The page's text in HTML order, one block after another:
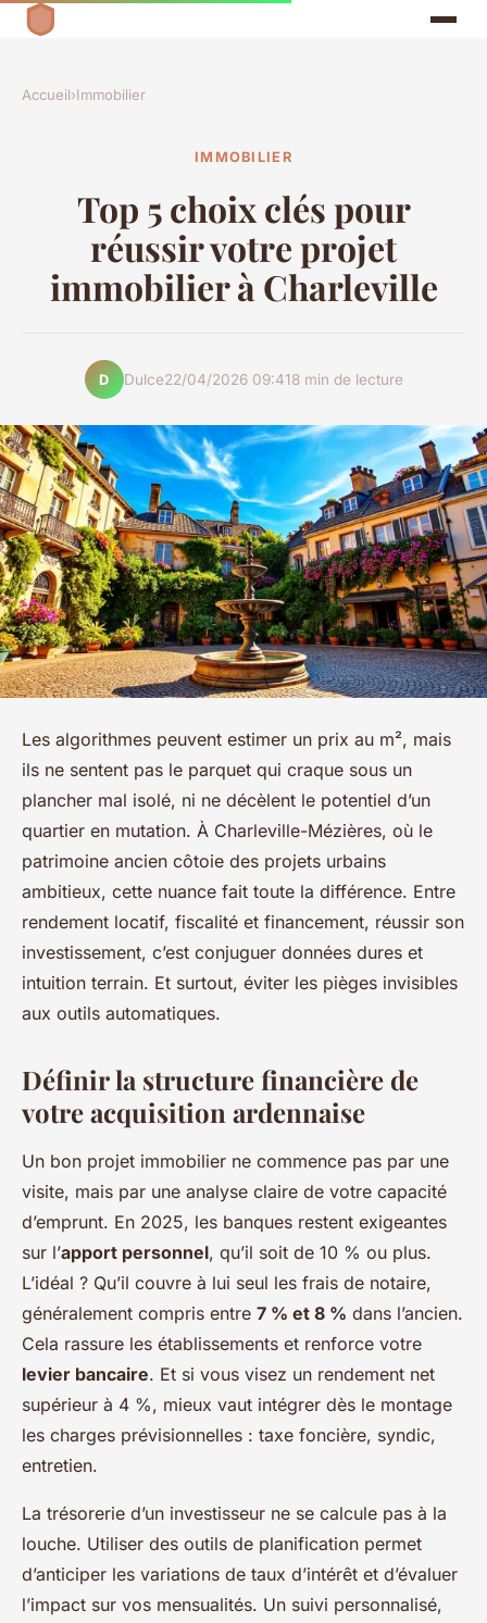
Accueil›Immobilier
IMMOBILIER
Top 5 choix clés pour
réussir votre projet
immobilier à Charleville
D Dulce22/04/2026 09:418 min de lecture
Les algorithmes peuvent estimer un prix au m², mais
ils ne sentent pas le parquet qui craque sous un
plancher mal isolé, ni ne décèlent le potentiel d’un
quartier en mutation. À Charleville-Mézières, où le
patrimoine ancien côtoie des projets urbains
ambitieux, cette nuance fait toute la différence. Entre
rendement locatif, fiscalité et financement, réussir son
investissement, c’est conjuguer données dures et
intuition terrain. Et surtout, éviter les pièges invisibles
aux outils automatiques.
Définir la structure financière de
votre acquisition ardennaise
Un bon projet immobilier ne commence pas par une
visite, mais par une analyse claire de votre capacité
d’emprunt. En 2025, les banques restent exigeantes
sur l’apport personnel, qu’il soit de 10 % ou plus.
L’idéal ? Qu’il couvre à lui seul les frais de notaire,
généralement compris entre 7 % et 8 % dans l’ancien.
Cela rassure les établissements et renforce votre
levier bancaire. Et si vous visez un rendement net
supérieur à 4 %, mieux vaut intégrer dès le montage
les charges prévisionnelles : taxe foncière, syndic,
entretien.
La trésorerie d’un investisseur ne se calcule pas à la
louche. Utiliser des outils de planification permet
d’anticiper les variations de taux d’intérêt et d’évaluer
l’impact sur vos mensualités. Un suivi personnalisé,